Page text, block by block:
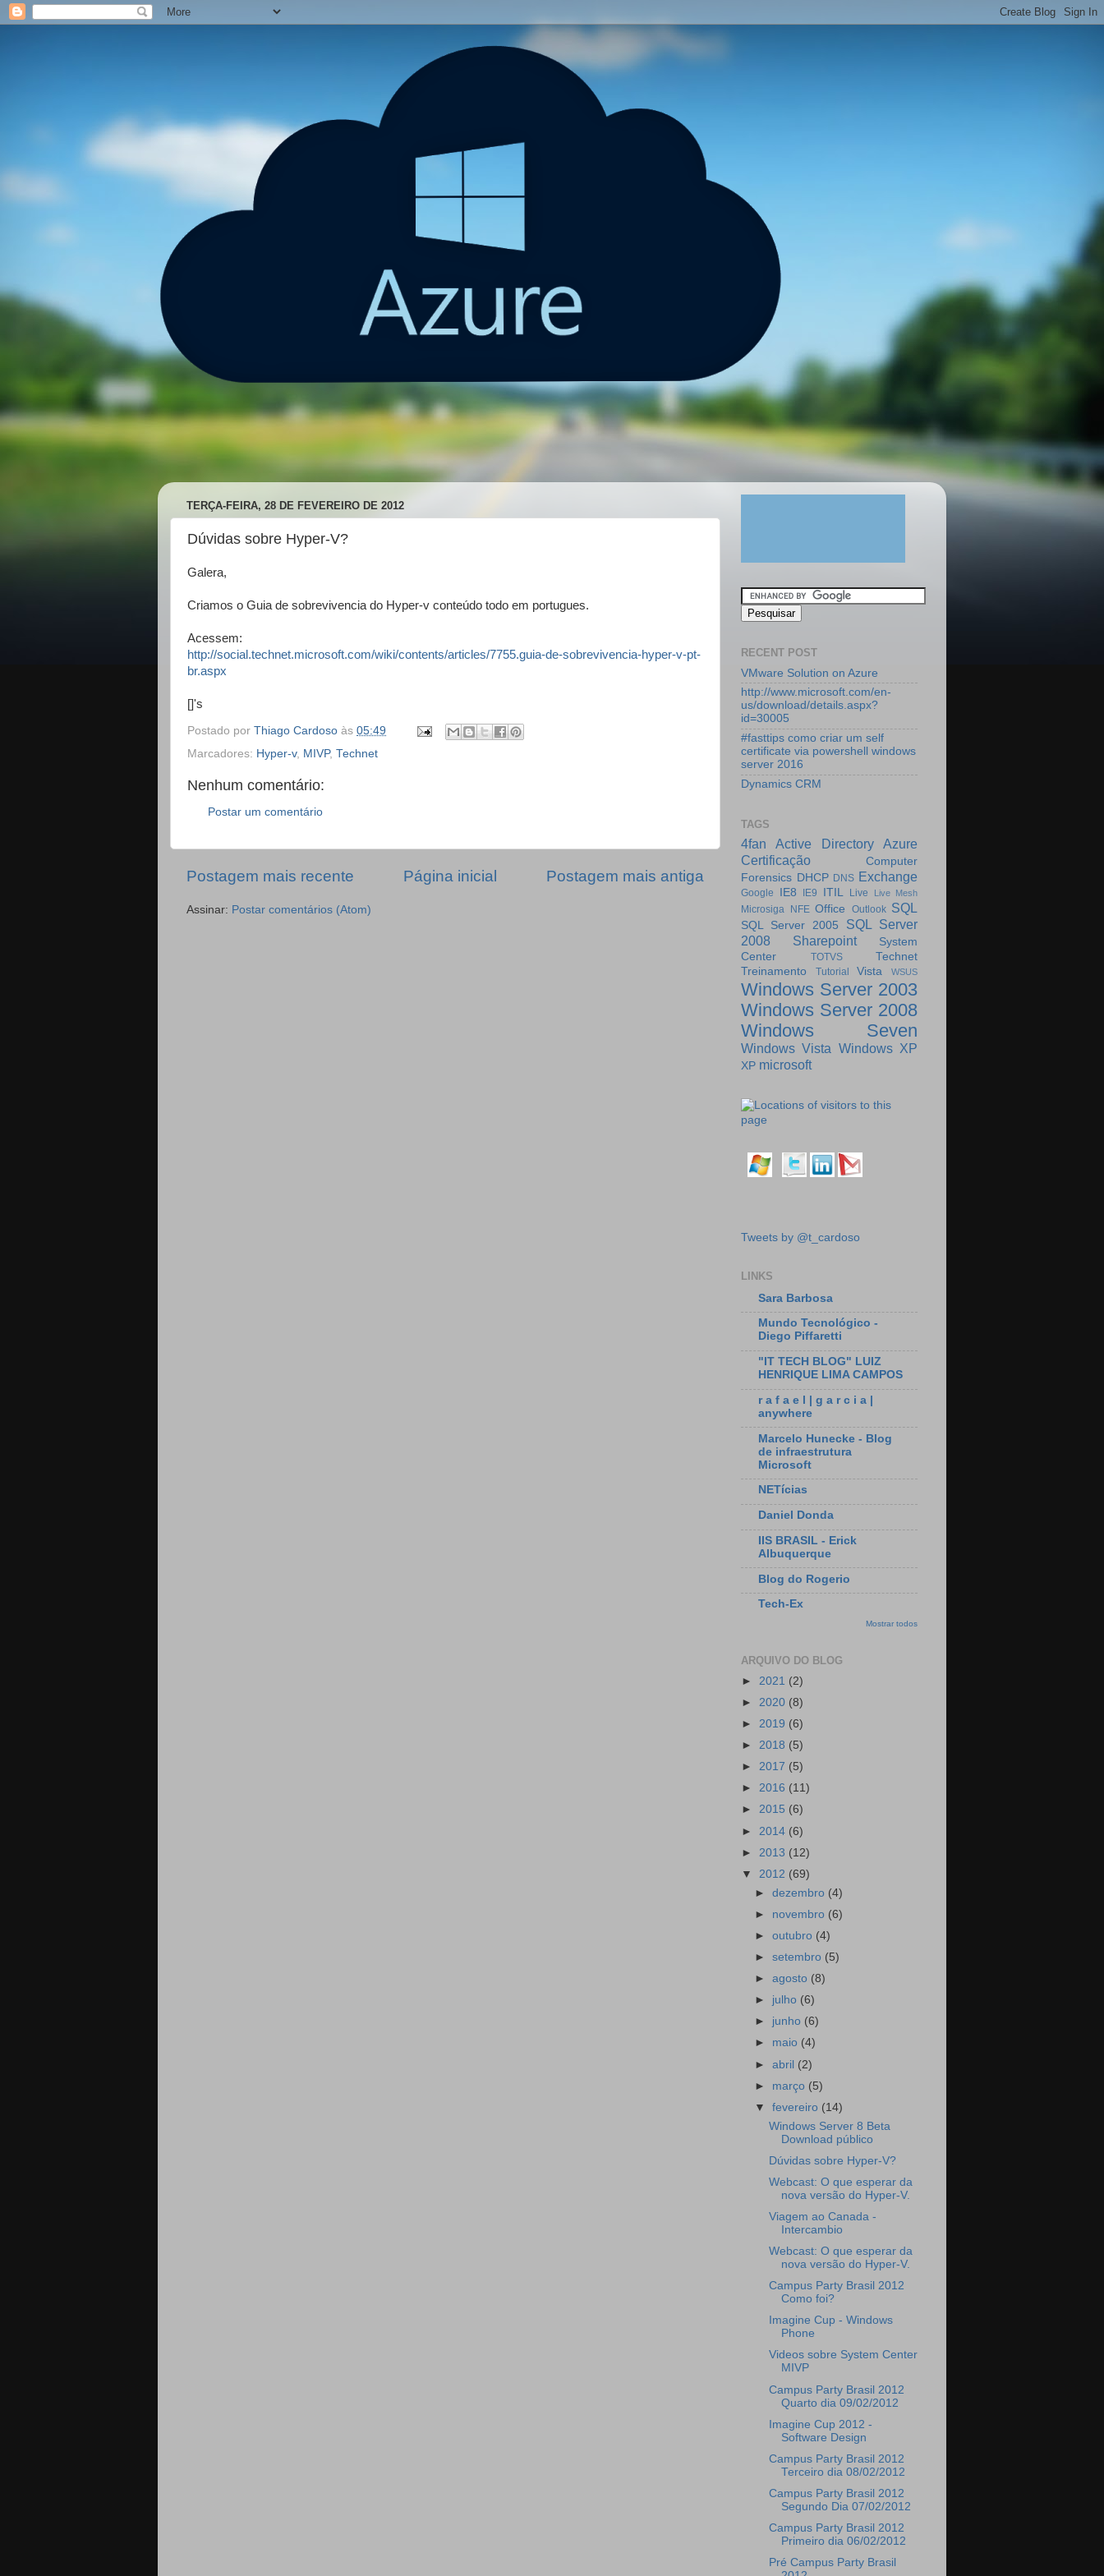
TERÇA-FEIRA, 28 DE FEVEREIRO DE 2012
Dúvidas sobre Hyper-V?
Galera,
Criamos o Guia de sobrevivencia do Hyper-v conteúdo todo em portugues.
Acessem:
http://social.technet.microsoft.com/wiki/contents/articles/7755.guia-de-sobrevivencia-hyper-v-pt-
br.aspx
[]'s
Postado por Thiago Cardoso às 05:49
Marcadores: Hyper-v, MIVP, Technet
Nenhum comentário:
Postar um comentário
Postagem mais recente Postagem mais antiga
Página inicial
Assinar: Postar comentários (Atom)
RECENT POST
VMware Solution on Azure
http://www.microsoft.com/en-
us/download/details.aspx?
id=30005
#fasttips como criar um self
certificate via powershell windows
server 2016
Dynamics CRM
TAGS
4fan Active Directory
Azure
Certificação
Computer
Forensics DHCP DNS Exchange
Google IE8 IE9 ITIL Live Live Mesh
Microsiga NFE Office Outlook SQL
SQL Server 2005
SQL Server
2008
Sharepoint
System
Center
TOTVS
Technet
Treinamento
Tutorial Vista WSUS
Windows Server 2003
Windows Server 2008
Windows Seven
Windows Vista Windows XP
XP microsoft
Tweets by @t_cardoso
LINKS
Sara Barbosa
Mundo Tecnológico -
Diego Piffaretti
"IT TECH BLOG" LUIZ
HENRIQUE LIMA CAMPOS
r a f a e l | g a r c i a |
anywhere
Marcelo Hunecke - Blog
de infraestrutura
Microsoft
NETícias
Daniel Donda
IIS BRASIL - Erick
Albuquerque
Blog do Rogerio
Tech-Ex
Mostrar todos
ARQUIVO DO BLOG
► 2021 (2)
► 2020 (8)
► 2019 (6)
► 2018 (5)
► 2017 (5)
► 2016 (11)
► 2015 (6)
► 2014 (6)
► 2013 (12)
▼ 2012 (69)
►dezembro (4)
► novembro (6)
►outubro (4)
►setembro (5)
►agosto (8)
► julho (6)
► junho (6)
► maio (4)
►abril (2)
► março (5)
▼fevereiro (14)
Windows Server 8 Beta
Download público
Dúvidas sobre Hyper-V?
Webcast: O que esperar da
nova versão do Hyper-V.
Viagem ao Canada -
Intercambio
Webcast: O que esperar da
nova versão do Hyper-V.
Campus Party Brasil 2012
Como foi?
Imagine Cup - Windows
Phone
Videos sobre System Center
MIVP
Campus Party Brasil 2012
Quarto dia 09/02/2012
Imagine Cup 2012 -
Software Design
Campus Party Brasil 2012
Terceiro dia 08/02/2012
Campus Party Brasil 2012
Segundo Dia 07/02/2012
Campus Party Brasil 2012
Primeiro dia 06/02/2012
Pré Campus Party Brasil